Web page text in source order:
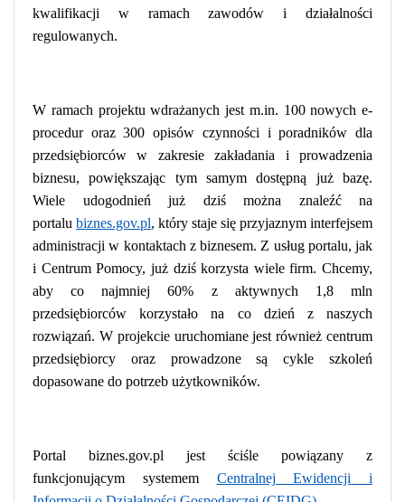
kwalifikacji w ramach zawodów i działalności
regulowanych.
W ramach projektu wdrażanych jest m.in. 100 nowych e-
procedur oraz 300 opisów czynności i poradników dla
przedsiębiorców w zakresie zakładania i prowadzenia
biznesu, powiększając tym samym dostępną już bazę.
Wiele udogodnień już dziś można znaleźć na
portalu biznes.gov.pl, który staje się przyjaznym interfejsem
administracji w kontaktach z biznesem. Z usług portalu, jak
i Centrum Pomocy, już dziś korzysta wiele firm. Chcemy,
aby co najmniej 60% z aktywnych 1,8 mln
przedsiębiorców korzystało na co dzień z naszych
rozwiązań. W projekcie uruchomiane jest również centrum
przedsiębiorcy oraz prowadzone są cykle szkoleń
dopasowane do potrzeb użytkowników.
Portal biznes.gov.pl jest ściśle powiązany z
funkcjonującym systemem Centralnej Ewidencji i